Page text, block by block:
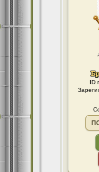
ID